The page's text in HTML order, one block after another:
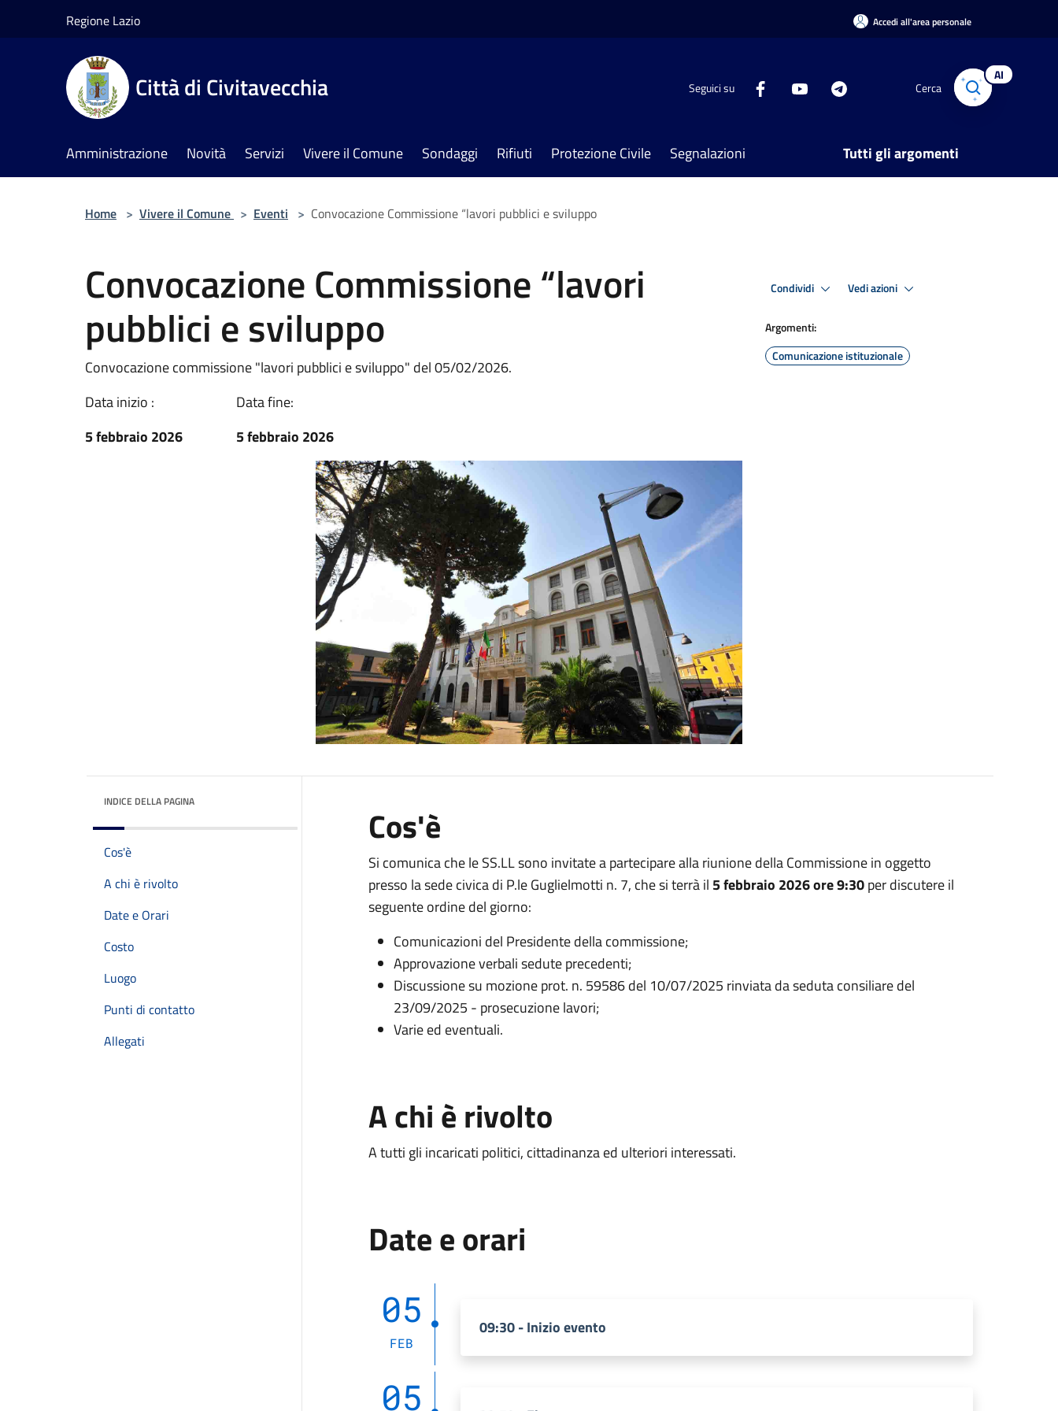
Regione Lazio Accedi all'area personale
Città di Civitavecchia Seguici su Cerca
AI
Amministrazione Novità Servizi Vivere il Comune Sondaggi Rifiuti Protezione Civile Segnalazioni Tutti gli argomenti
Home > Vivere il Comune > Eventi > Convocazione Commissione “lavori pubblici e sviluppo
Convocazione Commissione “lavori
pubblici e sviluppo
Convocazione commissione "lavori pubblici e sviluppo" del 05/02/2026.
Data inizio :
5 febbraio 2026
Data fine:
5 febbraio 2026
Condividi Vedi azioni
Argomenti:
Comunicazione istituzionale
INDICE DELLA PAGINA
Cos'è
A chi è rivolto
Date e Orari
Costo
Luogo
Punti di contatto
Allegati
Cos'è
Si comunica che le SS.LL sono invitate a partecipare alla riunione della Commissione in oggetto
presso la sede civica di P.le Guglielmotti n. 7, che si terrà il 5 febbraio 2026 ore 9:30per discutere il
seguente ordine del giorno:
Comunicazioni del Presidente della commissione;
Approvazione verbali sedute precedenti;
Discussione su mozione prot. n. 59586 del 10/07/2025 rinviata da seduta consiliare del
23/09/2025 - prosecuzione lavori;
Varie ed eventuali.
A chi è rivolto
A tutti gli incaricati politici, cittadinanza ed ulteriori interessati.
Date e orari
05
FEB
09:30 - Inizio evento
05